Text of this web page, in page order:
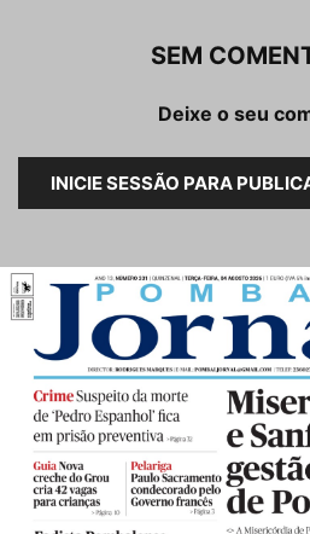
SEM
Deixe o seu
INICIE SESSÃO PARA